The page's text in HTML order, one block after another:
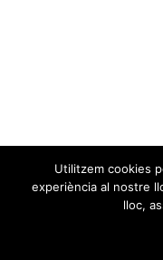
Utilitzem cookies
experiència al nostre
lloc,